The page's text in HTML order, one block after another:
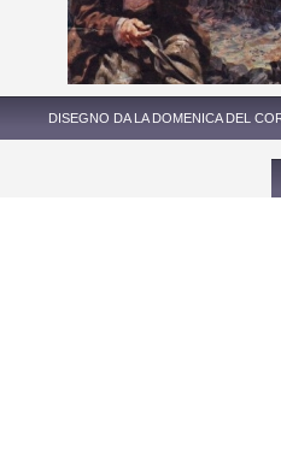
DISEGNO DA LA DOMENICA DEL